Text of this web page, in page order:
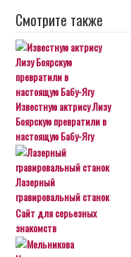
Смотрите также
Известную актрису Лизу
Боярскую превратили в
настоящую Бабу-Ягу
Лазерный
гравировальный станок
Сайт для серьезных
знакомств